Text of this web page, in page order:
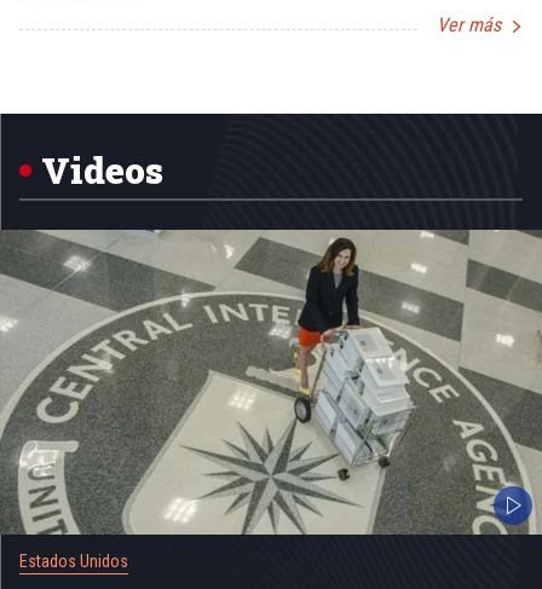
Ver más
5
Videos
Estados Unidos